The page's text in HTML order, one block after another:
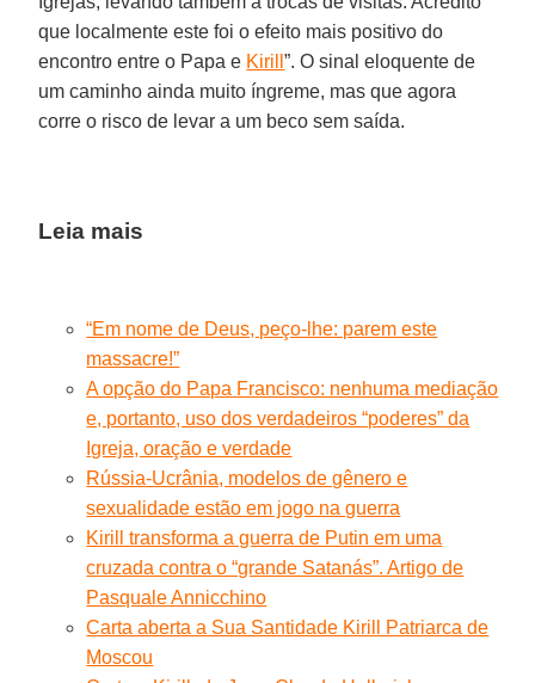
que localmente este foi o efeito mais positivo do
encontro entre o Papa e Kirill”. O sinal eloquente de
um caminho ainda muito íngreme, mas que agora
corre o risco de levar a um beco sem saída.
Leia mais
“Em nome de Deus, peço-lhe: parem este
massacre!”
A opção do Papa Francisco: nenhuma mediação
e, portanto, uso dos verdadeiros “poderes” da
Igreja, oração e verdade
Rússia-Ucrânia, modelos de gênero e
sexualidade estão em jogo na guerra
Kirill transforma a guerra de Putin em uma
cruzada contra o “grande Satanás”. Artigo de
Pasquale Annicchino
Carta aberta a Sua Santidade Kirill Patriarca de
Moscou